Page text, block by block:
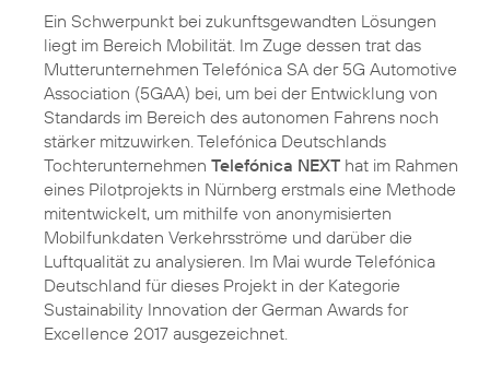
Ein Schwerpunkt bei zukunftsgewandten Lösungen
liegt im Bereich Mobilität. Im Zuge dessen trat das
Mutterunternehmen Telefónica SA der 5G Automotive
Association (5GAA) bei, um bei der Entwicklung von
Standards im Bereich des autonomen Fahrens noch
stärker mitzuwirken. Telefónica Deutschlands
Tochterunternehmen Telefónica NEXT hat im Rahmen
eines Pilotprojekts in Nürnberg erstmals eine Methode
mitentwickelt, um mithilfe von anonymisierten
Mobilfunkdaten Verkehrsströme und darüber die
Luftqualität zu analysieren. Im Mai wurde Telefónica
Deutschland für dieses Projekt in der Kategorie
Sustainability Innovation der German Awards for
Excellence 2017 ausgezeichnet.